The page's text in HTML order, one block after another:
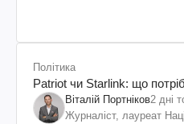
Політика
Patriot чи Starlink: що
Віталій Портніков2 дні
Журналіст, лауреат